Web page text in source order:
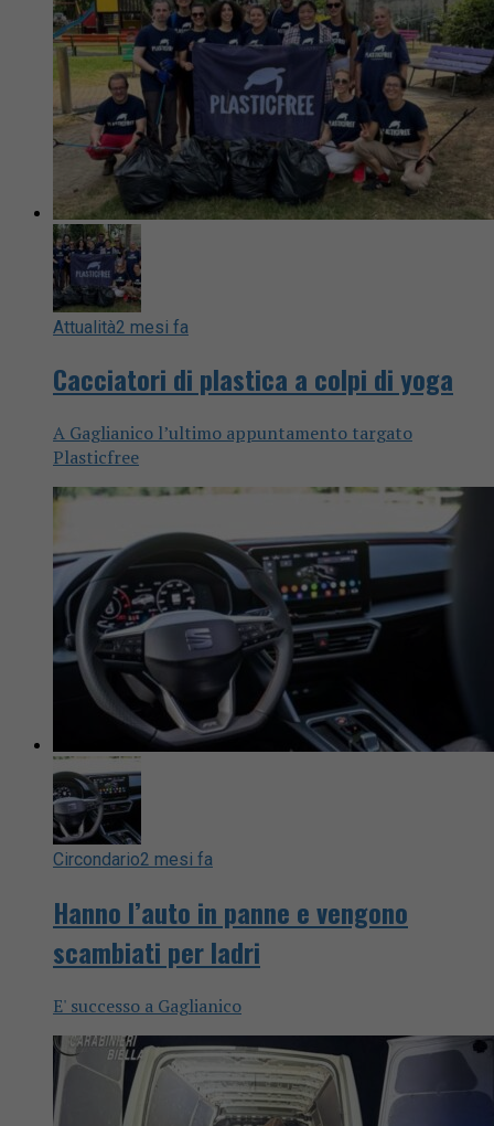
Attualità2 mesi fa
Cacciatori di plastica a colpi di yoga
A Gaglianico l’ultimo appuntamento targato
Plasticfree
Circondario2 mesi fa
Hanno l’auto in panne e vengono
scambiati per ladri
E' successo a Gaglianico